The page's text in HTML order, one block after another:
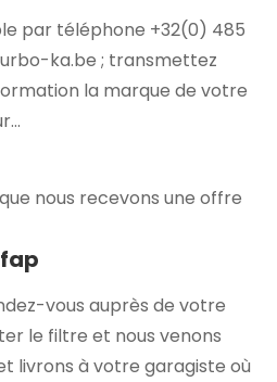
par téléphone +32(0) 485
ka.be ; transmettez
la marque de votre
nous recevons une offre
vous auprès de votre
le filtre et nous venons
livrons à votre garagiste où